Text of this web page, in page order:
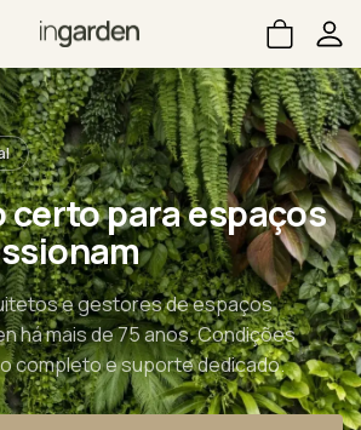
certo para espaços
e gestores de espaços
há mais de 75 anos. Condições
completo e suporte dedicado.